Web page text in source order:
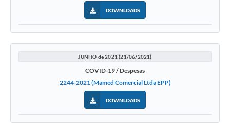
DOWNLOADS
JUNHO de 2021 (21/06/2021)
COVID-19 / Despesas
2244-2021 (Mamed Comercial Ltda EPP)
DOWNLOADS